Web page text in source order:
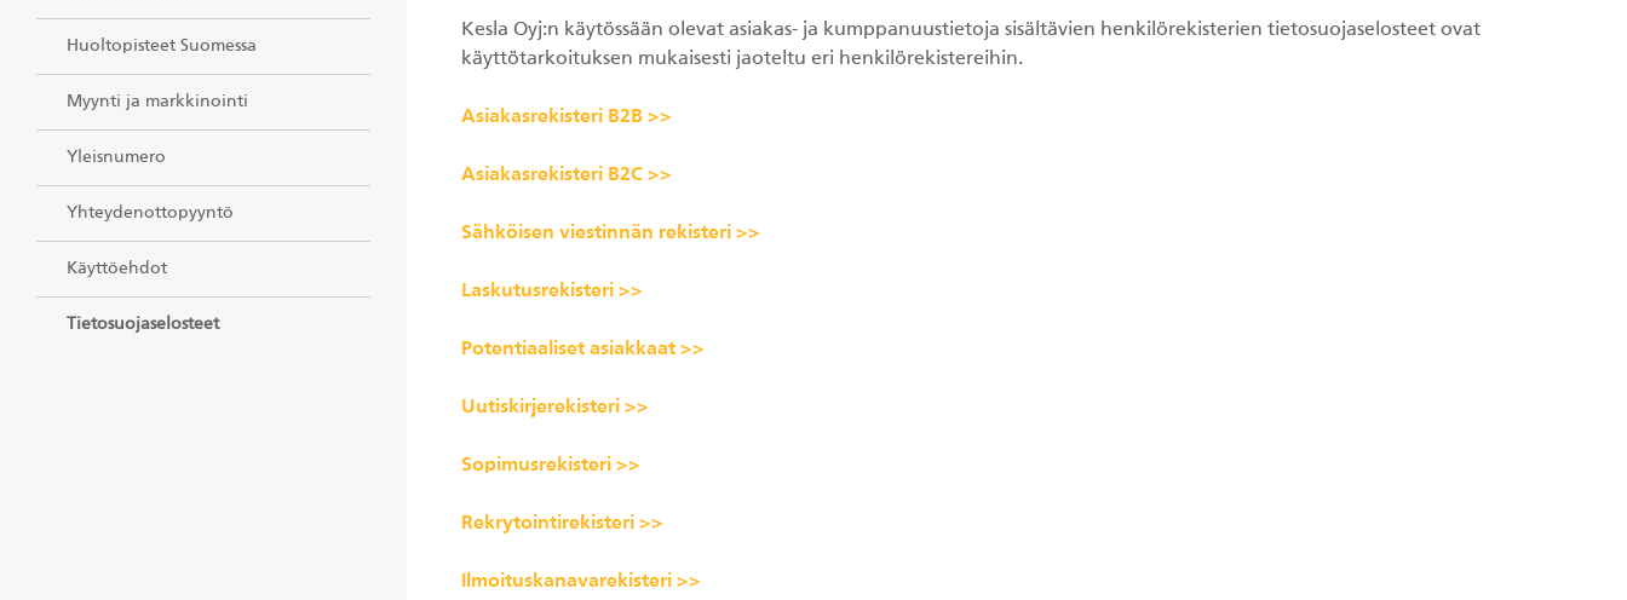
Kahmarit I
Huoltopisteet Suomessa
Myynti ja markkinointi
Yleisnumero
Yhteydenottopyyntö
Käyttöehdot
Tietosuojaselosteet
Kesla Oyj:n käytössään olevat asiakas- ja kumppanuustietoja sisältävien henkilörekisterien tietosuojaselosteet ovat
käyttötarkoituksen mukaisesti jaoteltu eri henkilörekistereihin.
Asiakasrekisteri B2B >>
Asiakasrekisteri B2C >>
Sähköisen viestinnän rekisteri >>
Laskutusrekisteri >>
Potentiaaliset asiakkaat >>
Uutiskirjerekisteri >>
Sopimusrekisteri >>
Rekrytointirekisteri >>
Ilmoituskanavarekisteri >>